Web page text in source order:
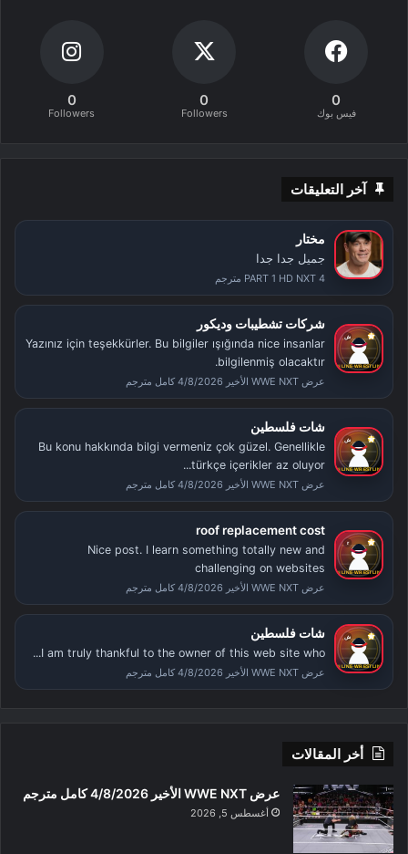
0
فيس بوك
0
Followers
0
Followers
آخر التعليقات
مختار
جميل جدا جدا
PART 1 HD NXT 4 مترجم
شركات تشطيبات وديكور
Yazınız için teşekkürler. Bu bilgiler ışığında nice insanlar
bilgilenmiş olacaktır.
عرض WWE NXT الأخير 4/8/2026 كامل مترجم
شات فلسطين
Bu konu hakkında bilgi vermeniz çok güzel. Genellikle
türkçe içerikler az oluyor...
عرض WWE NXT الأخير 4/8/2026 كامل مترجم
roof replacement cost
Nice post. I learn something totally new and
challenging on websites
عرض WWE NXT الأخير 4/8/2026 كامل مترجم
شات فلسطين
I am truly thankful to the owner of this web site who...
عرض WWE NXT الأخير 4/8/2026 كامل مترجم
أخر المقالات
عرض WWE NXT الأخير 4/8/2026 كامل مترجم
أغسطس 5, 2026